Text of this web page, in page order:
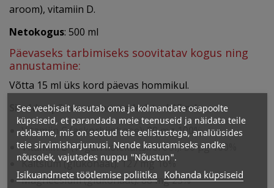
aroom), vitamiin D.
Netokogus: 500 ml
Päevaseks tarbimiseks soovitatav kogus ning
annustamine:
Võtta 15 ml üks kord päevas hommikul.
Sisaldus päevase annuse kohta / 15 ml:
Vitamiin C (askorbiinhape): 80 mg 100%
Vitamiin D (vegan kolekaltsiferool): 30 µg 160%
Kaltsium (glükonaat): 127 mg 16%
Magneesium (glükonaat): 88 mg 23%
See veebisait kasutab oma ja kolmandate osapoolte
küpsiseid, et parandada meie teenuseid ja näidata teile
reklaame, mis on seotud teie eelistustega, analüüsides
teie sirvimisharjumusi. Nende kasutamiseks andke
nõusolek, vajutades nuppu "Nõustun".
Isikuandmete töötlemise poliitika Kohanda küpsiseid